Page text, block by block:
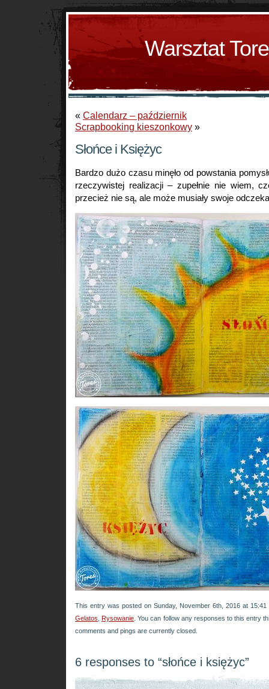
Warsztat
« Calendarz – październik
Scrapbooking kieszonkowy »
Słońce i Księżyc
Bardzo dużo czasu minęło od powstania
rzeczywistej realizacji – zupełnie nie wiem,
przecież nie są, ale może musiały swoje
This entry was posted on Sunday, November 6th, 2016 at
Gelatos
Rysowanie . You can follow any responses to this entry
comments and pings are currently closed.
6 responses to “słońce i księżyc”